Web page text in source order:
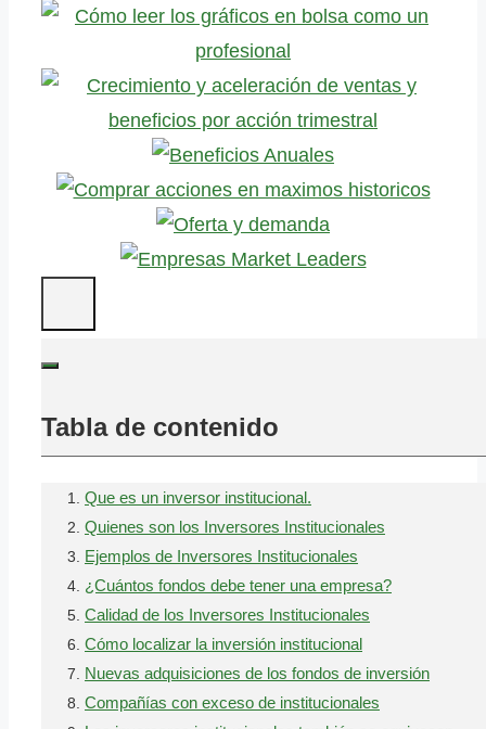
Tabla de contenido
Que es un inversor institucional.
Quienes son los Inversores Institucionales
Ejemplos de Inversores Institucionales
¿Cuántos fondos debe tener una empresa?
Calidad de los Inversores Institucionales
Cómo localizar la inversión institucional
Nuevas adquisiciones de los fondos de inversión
Compañías con exceso de institucionales